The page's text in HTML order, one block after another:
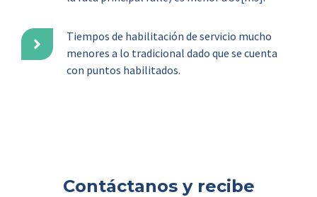
Tiempos de habilitación de servicio mucho
menores a lo tradicional dado que se cuenta
con puntos habilitados​.
Contáctanos y recibe